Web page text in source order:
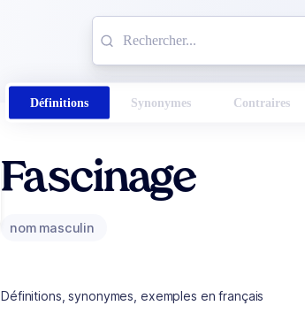
Définitions Synonymes Contraires
Fascinage
nom masculin
Définitions, synonymes, exemples en français